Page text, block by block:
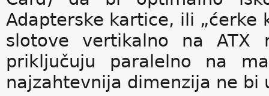
Adapterske kartice, ili „ćerke
slotove vertikalno na ATX
priključuju paralelno na
najzahtevnija dimenzija ne bi